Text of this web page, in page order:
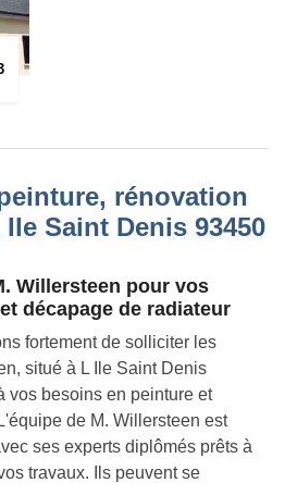
rénovation
Saint Denis 93450
Willersteen pour vos
décapage de radiateur
fortement de solliciter les
situé à L Ile Saint Denis
vos besoins en peinture et
de M. Willersteen est
ses experts diplômés prêts à
travaux. Ils peuvent se